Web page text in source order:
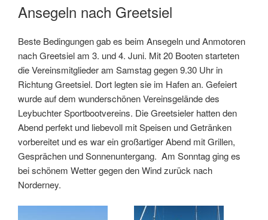
Ansegeln nach Greetsiel
Beste Bedingungen gab es beim Ansegeln und Anmotoren
nach Greetsiel am 3. und 4. Juni. Mit 20 Booten starteten
die Vereinsmitglieder am Samstag gegen 9.30 Uhr in
Richtung Greetsiel. Dort legten sie im Hafen an. Gefeiert
wurde auf dem wunderschönen Vereinsgelände des
Leybuchter Sportbootvereins. Die Greetsieler hatten den
Abend perfekt und liebevoll mit Speisen und Getränken
vorbereitet und es war ein großartiger Abend mit Grillen,
Gesprächen und Sonnenuntergang. Am Sonntag ging es
bei schönem Wetter gegen den Wind zurück nach
Norderney.